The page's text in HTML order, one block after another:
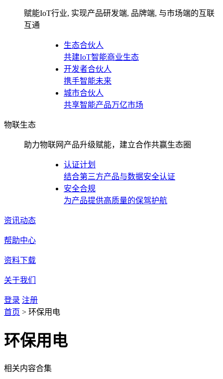
赋能IoT行业, 实现产品研发端, 品牌端, 与市场端的互联
互通
生态合伙人
共建IoT智能商业生态
开发者合伙人
携手智能未来
城市合伙人
共享智能产品万亿市场
物联生态
助力物联网产品升级赋能，建立合作共赢生态圈
认证计划
结合第三方产品与数据安全认证
安全合规
为产品提供高质量的保驾护航
资讯动态
帮助中心
资料下载
关于我们
登录 注册
首页 > 环保用电
环保用电
相关内容合集